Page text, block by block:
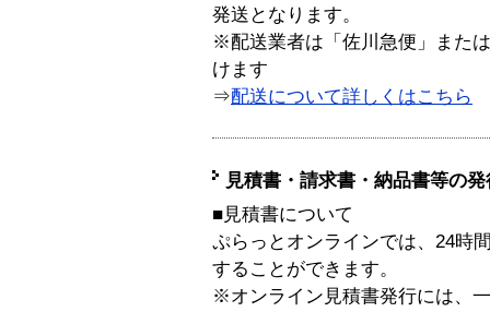
発送となります。
※配送業者は「佐川急便」また
けます
⇒配送について詳しくはこちら
見積書・請求書・納品書等の
■見積書について
ぷらっとオンラインでは、24時
することができます。
※オンライン見積書発行には、